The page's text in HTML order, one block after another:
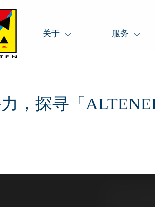
关于 服务
，探寻「